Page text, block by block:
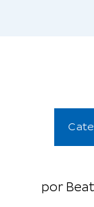
por